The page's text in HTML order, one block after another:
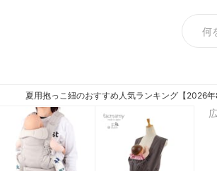
夏用抱っこ紐のおすすめ人気ランキング【2026年